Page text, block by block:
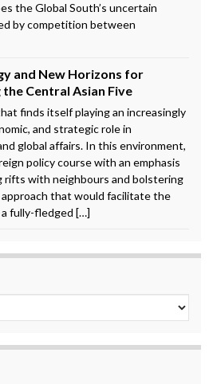
the Global South’s uncertain
by competition between
and New Horizons for
Central Asian Five
finds itself playing an increasingly
and strategic role in
global affairs. In this environment,
policy course with an emphasis
rifts with neighbours and bolstering
that would facilitate the
a fully-fledged […]